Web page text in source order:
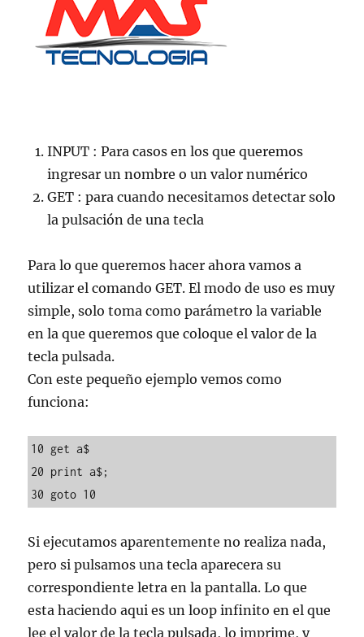
INPUT : Para casos en los que queremos
ingresar un nombre o un valor numérico
GET : para cuando necesitamos detectar solo
la pulsación de una tecla
Para lo que queremos hacer ahora vamos a
utilizar el comando GET. El modo de uso es muy
simple, solo toma como parámetro la variable
en la que queremos que coloque el valor de la
tecla pulsada.
Con este pequeño ejemplo vemos como
funciona:
10 get a$
20 print a$;
30 goto 10
Si ejecutamos aparentemente no realiza nada,
pero si pulsamos una tecla aparecera su
correspondiente letra en la pantalla. Lo que
esta haciendo aqui es un loop infinito en el que
lee el valor de la tecla pulsada, lo imprime, y